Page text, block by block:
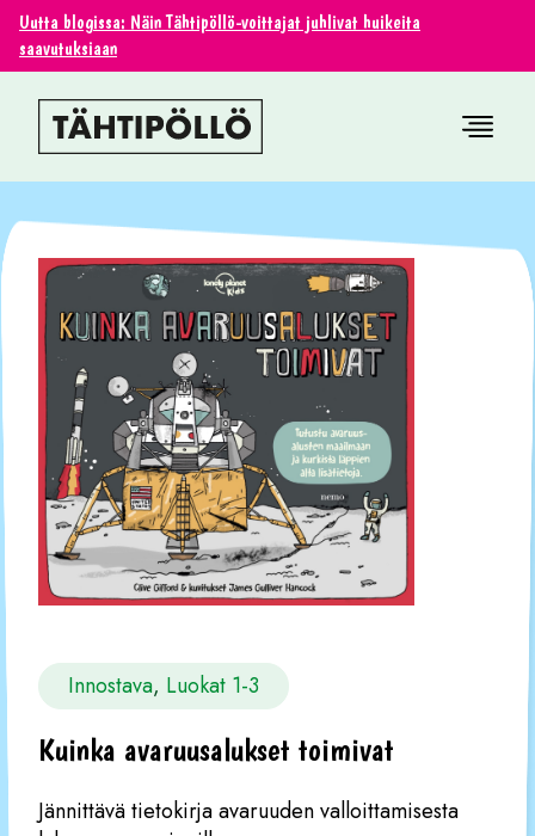
Uutta blogissa: Näin Tähtipöllö-voittajat juhlivat huikeita
saavutuksiaan
Innostava, Luokat 1-3
Kuinka avaruusalukset toimivat
Jännittävä tietokirja avaruuden valloittamisesta